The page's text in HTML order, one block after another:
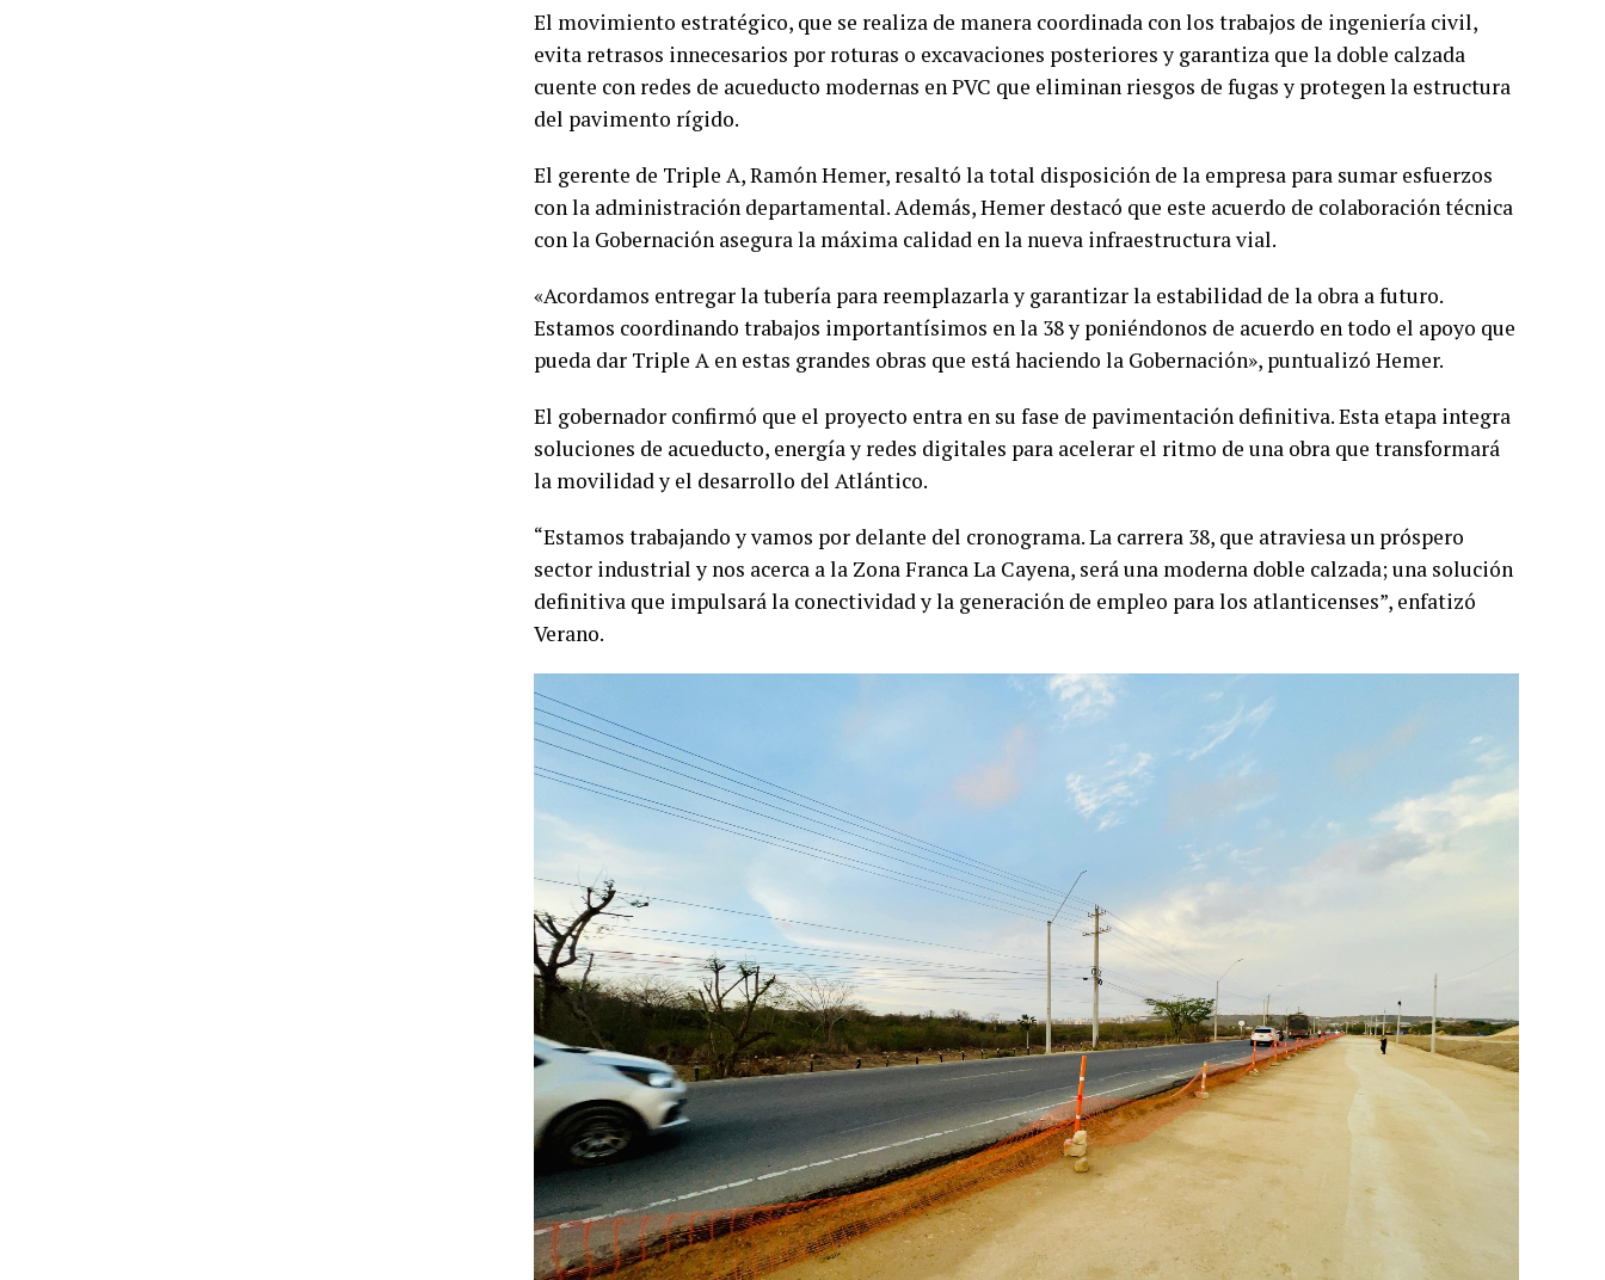
El movimiento estratégico, que se realiza de manera coordinada con los trabajos de ingeniería civil,
evita retrasos innecesarios por roturas o excavaciones posteriores y garantiza que la doble calzada
cuente con redes de acueducto modernas en PVC que eliminan riesgos de fugas y protegen la estructura
del pavimento rígido.
El gerente de Triple A, Ramón Hemer, resaltó la total disposición de la empresa para sumar esfuerzos
con la administración departamental. Además, Hemer destacó que este acuerdo de colaboración técnica
con la Gobernación asegura la máxima calidad en la nueva infraestructura vial.
«Acordamos entregar la tubería para reemplazarla y garantizar la estabilidad de la obra a futuro.
Estamos coordinando trabajos importantísimos en la 38 y poniéndonos de acuerdo en todo el apoyo que
pueda dar Triple A en estas grandes obras que está haciendo la Gobernación», puntualizó Hemer.
El gobernador confirmó que el proyecto entra en su fase de pavimentación definitiva. Esta etapa integra
soluciones de acueducto, energía y redes digitales para acelerar el ritmo de una obra que transformará
la movilidad y el desarrollo del Atlántico.
“Estamos trabajando y vamos por delante del cronograma. La carrera 38, que atraviesa un próspero
sector industrial y nos acerca a la Zona Franca La Cayena, será una moderna doble calzada; una solución
definitiva que impulsará la conectividad y la generación de empleo para los atlanticenses”, enfatizó
Verano.